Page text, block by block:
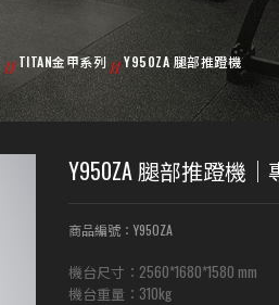
// TITAN金甲系列//Y950ZA 腿部推蹬機
Y950ZA 腿部推蹬機
商品編號：Y950ZA
機台尺寸：2560*1680*1580 mm
機台重量：310kg